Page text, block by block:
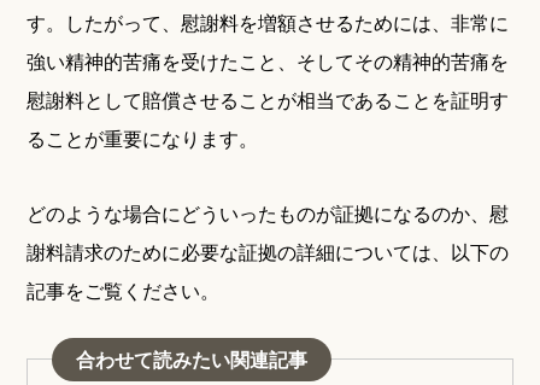
す。したがって、慰謝料を増額させるためには、非常に
強い精神的苦痛を受けたこと、そしてその精神的苦痛を
慰謝料として賠償させることが相当であることを証明す
ることが重要になります。
どのような場合にどういったものが証拠になるのか、慰
謝料請求のために必要な証拠の詳細については、以下の
記事をご覧ください。
合わせて読みたい関連記事